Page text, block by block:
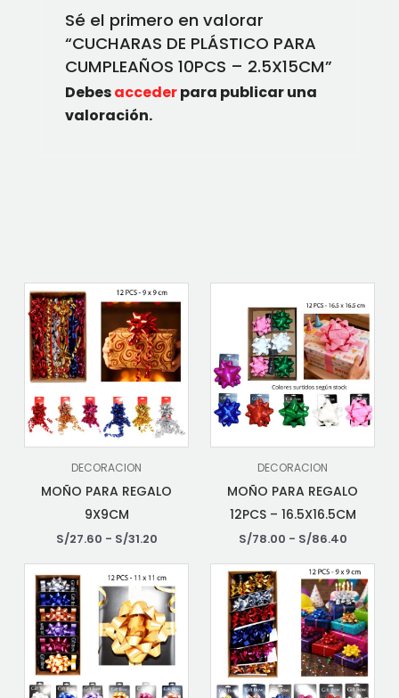
Sé el primero en valorar
“CUCHARAS DE PLÁSTICO PARA
CUMPLEAÑOS 10PCS – 2.5X15CM”
Debesaccederpara publicar una
valoración.
DECORACION
MOÑO PARA REGALO
9X9CM
S/27.60 - S/31.20
DECORACION
MOÑO PARA REGALO
12PCS – 16.5X16.5CM
S/78.00 - S/86.40